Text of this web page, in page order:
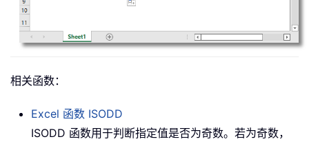
相关函数：
Excel 函数 ISODD
ISODD 函数用于判断指定值是否为奇数。若为奇数，